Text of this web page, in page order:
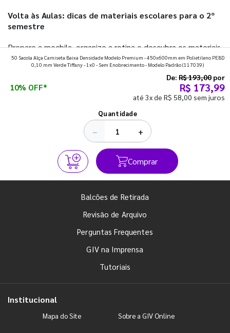
Volta às Aulas: dicas de materiais escolares para o 2º
semestre
Prepare a mochila, organize a rotina e descubra os materiais
que fazem toda diferença para começar o segundo
50 Sacola Alça Camiseta Baixa Densidade Modelo Premium - 450x600mm em Polietileno PEBD
0,10 mm Verde Tiffany - 1x0 - Sem Enobrecimento - Modelo Padrão(117039)
10% OFF*
De: R$ 193,00 por
R$ 173,99
até 3x de R$ 58,00 sem juros
Quantidade
− +
Comprar
Balcões de Retirada
Revisão de Arquivo
Perguntas Frequentes
GIV na Imprensa
Tutoriais
Institucional
Mapa do Site Sobre a GIV Online